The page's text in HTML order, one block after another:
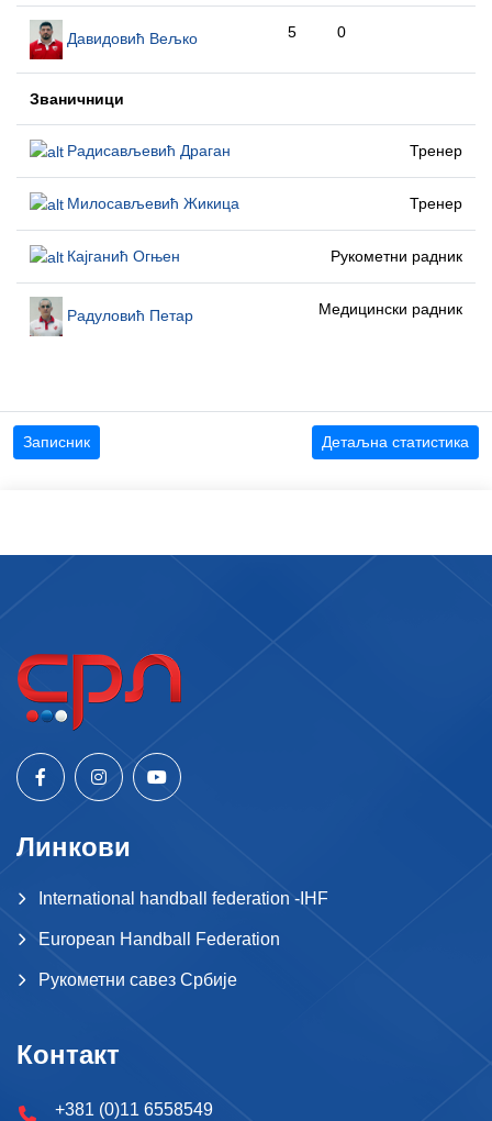
Давидовић Вељко 5 0
Званичници
Радисављевић Драган Тренер
Милосављевић Жикица Тренер
Кајганић Огњен Рукометни радник
Радуловић Петар Медицински радник
Записник Детаљна статистика
Линкови
International handball federation -IHF
European Handball Federation
Рукометни савез Србије
Контакт
+381 (0)11 6558549